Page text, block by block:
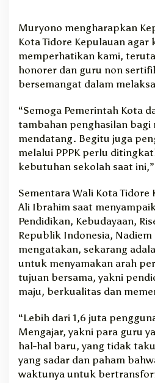
Muryono mengharapkan
Kota Tidore Kepulauan agar
memperhatikan kami,
honorer dan guru non
bersemangat dalam
“Semoga Pemerintah Kota
tambahan penghasilan bagi
mendatang. Begitu juga
melalui PPPK perlu
kebutuhan sekolah saat
Sementara Wali Kota Tidore
Ali Ibrahim saat
Pendidikan, Kebudayaan,
Republik Indonesia,
mengatakan, sekarang
untuk menyamakan arah
tujuan bersama, yakni
maju, berkualitas dan
“Lebih dari 1,6 juta
Mengajar, yakni para guru
hal-hal baru, yang tidak
yang sadar dan paham
waktunya untuk